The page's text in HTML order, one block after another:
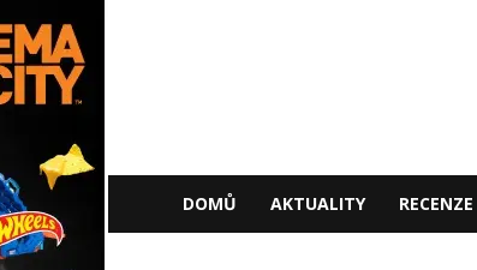
DOMŮ AKTUALITY RECENZE